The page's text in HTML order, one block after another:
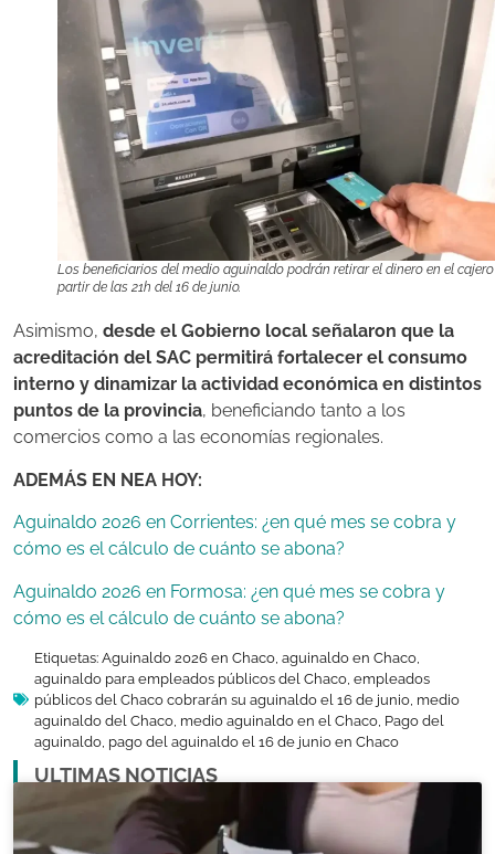
Los beneficiarios del medio aguinaldo podrán retirar el dinero en el
partir de las 21h del 16 de junio.
Asimismo, desde el Gobierno local señalaron que la
acreditación del SAC permitirá fortalecer el consumo
interno y dinamizar la actividad económica en distintos
puntos de la provincia, beneficiando tanto a los
comercios como a las economías regionales.
ADEMÁS EN NEA HOY:
Aguinaldo 2026 en Corrientes: ¿en qué mes se cobra y
cómo es el cálculo de cuánto se abona?
Aguinaldo 2026 en Formosa: ¿en qué mes se cobra y
cómo es el cálculo de cuánto se abona?
Etiquetas: Aguinaldo 2026 en Chaco aguinaldo en Chaco
aguinaldo para empleados públicos del Chaco empleados
públicos del Chaco cobrarán su aguinaldo el 16 de junio medio
aguinaldo del Chaco medio aguinaldo en el Chaco Pago del
aguinaldo pago del aguinaldo el 16 de junio en Chaco
ULTIMAS NOTICIAS